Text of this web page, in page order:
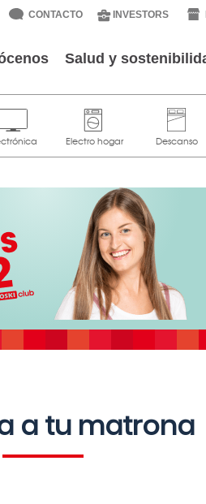
CONTACTO INVESTORS
Salud y
a tu matrona